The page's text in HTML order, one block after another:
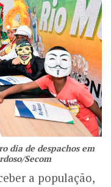
dia de despachos em
Secom
a população,